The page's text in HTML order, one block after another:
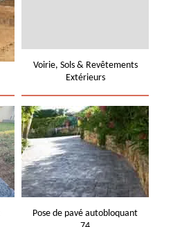
Voirie, Sols & Revêtements
Extérieurs
Pose de pavé autobloquant